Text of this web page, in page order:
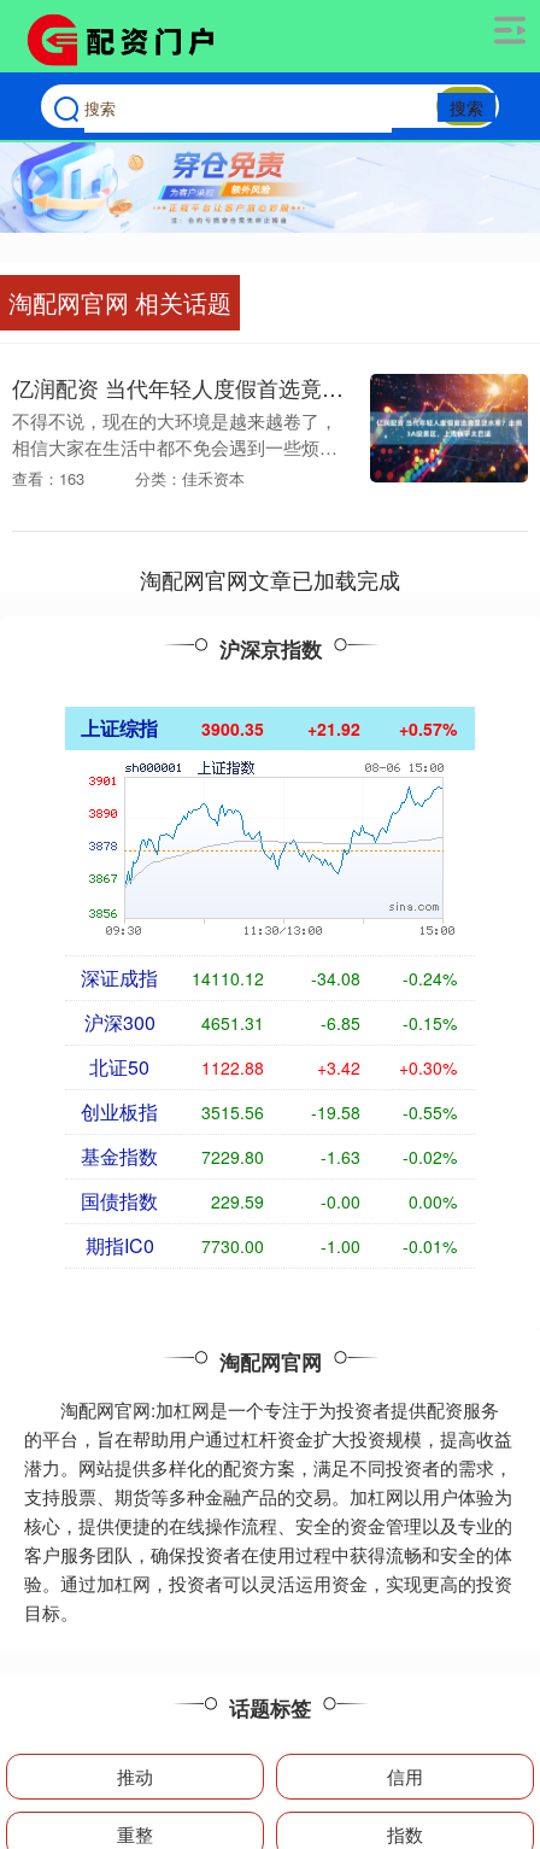
搜索
淘配网官网 相关话题
亿润配资 当代年轻人度假首选竟是逆水寒？坐拥3A级景区，上线躺平太巴适
不得不说，现在的大环境是越来越卷了，
相信大家在生活中都不免会遇到一些烦心
事儿，情绪不好。而当压力袭来，就需要
能会选择找个环境....
查看：163 分类：佳禾资本
淘配网官网文章已加载完成
沪深京指数
上证综指 3900.35 +21.92 +0.57%
深证成指 14110.12 -34.08 -0.24%
沪深300 4651.31 -6.85 -0.15%
北证50 1122.88 +3.42 +0.30%
创业板指 3515.56 -19.58 -0.55%
基金指数 7229.80 -1.63 -0.02%
国债指数 229.59 -0.00 0.00%
期指IC0 7730.00 -1.00 -0.01%
淘配网官网
淘配网官网:加杠网是一个专注于为投资者提供配资服务
的平台，旨在帮助用户通过杠杆资金扩大投资规模，提高收益
潜力。网站提供多样化的配资方案，满足不同投资者的需求，
支持股票、期货等多种金融产品的交易。加杠网以用户体验为
核心，提供便捷的在线操作流程、安全的资金管理以及专业的
客户服务团队，确保投资者在使用过程中获得流畅和安全的体
验。通过加杠网，投资者可以灵活运用资金，实现更高的投资
目标。
话题标签
推动 信用
重整 指数